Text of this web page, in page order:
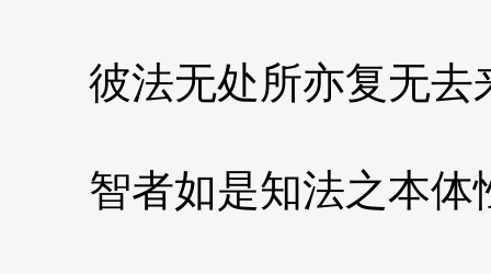
彼法无处所亦复无去
智者如是知法之本体